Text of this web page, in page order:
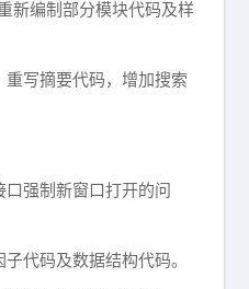
新编制部分模块代码及样
写摘要代码，增加搜索
强制新窗口打开的问
代码及数据结构代码。